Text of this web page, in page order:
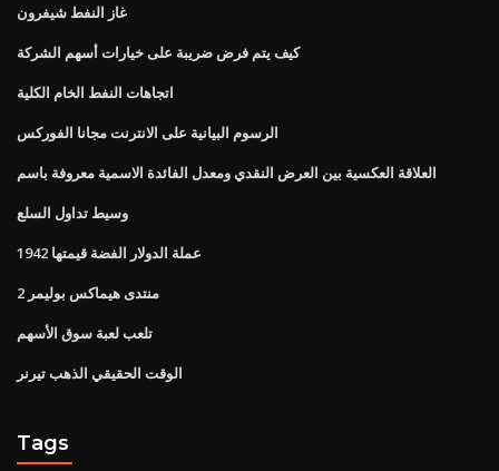
غاز النفط شيفرون
كيف يتم فرض ضريبة على خيارات أسهم الشركة
اتجاهات النفط الخام الكلية
الرسوم البيانية على الانترنت مجانا الفوركس
العلاقة العكسية بين العرض النقدي ومعدل الفائدة الاسمية معروفة باسم
وسيط تداول السلع
1942 عملة الدولار الفضة قيمتها
منتدى هيماكس بوليمر 2
تلعب لعبة سوق الأسهم
الوقت الحقيقي الذهب تيرنر
Tags